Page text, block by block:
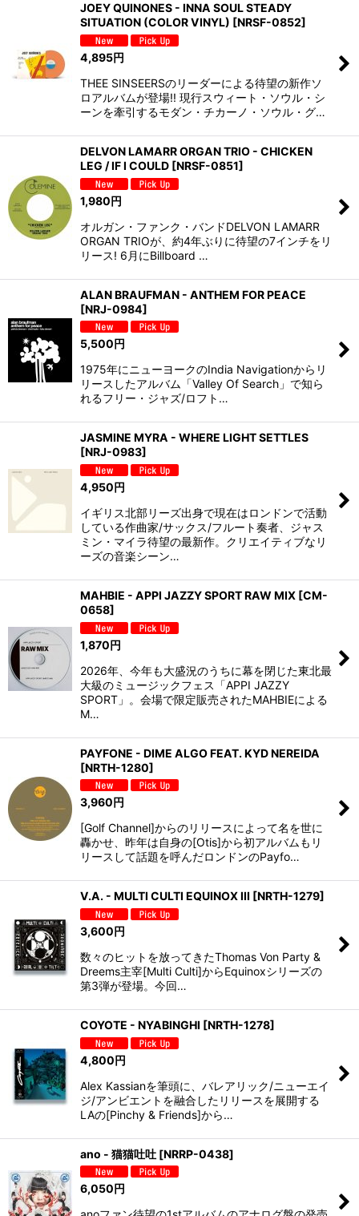
JOEY QUINONES - INNA SOUL STEADY
SITUATION (COLOR VINYL) [NRSF-0852]
4,895円
THEE SINSEERSのリーダーによる待望の新作ソ
ロアルバムが登場!! 現行スウィート・ソウル・シ
ーンを牽引するモダン・チカーノ・ソウル・グ…
DELVON LAMARR ORGAN TRIO - CHICKEN
LEG / IF I COULD [NRSF-0851]
1,980円
オルガン・ファンク・バンドDELVON LAMARR
ORGAN TRIOが、約4年ぶりに待望の7インチをリ
リース! 6月にBillboard …
ALAN BRAUFMAN - ANTHEM FOR PEACE
[NRJ-0984]
5,500円
1975年にニューヨークのIndia Navigationからリ
リースしたアルバム「Valley Of Search」で知ら
れるフリー・ジャズ/ロフト…
JASMINE MYRA - WHERE LIGHT SETTLES
[NRJ-0983]
4,950円
イギリス北部リーズ出身で現在はロンドンで活動
している作曲家/サックス/フルート奏者、ジャス
ミン・マイラ待望の最新作。クリエイティブなリ
ーズの音楽シーン…
MAHBIE - APPI JAZZY SPORT RAW MIX [CM-
0658]
1,870円
2026年、今年も大盛況のうちに幕を閉じた東北最
大級のミュージックフェス「APPI JAZZY
SPORT」。会場で限定販売されたMAHBIEによる
M…
PAYFONE - DIME ALGO FEAT. KYD NEREIDA
[NRTH-1280]
3,960円
[Golf Channel]からのリリースによって名を世に
轟かせ、昨年は自身の[Otis]から初アルバムもリ
リースして話題を呼んだロンドンのPayfo…
V.A. - MULTI CULTI EQUINOX III [NRTH-1279]
3,600円
数々のヒットを放ってきたThomas Von Party &
Dreems主宰[Multi Culti]からEquinoxシリーズの
第3弾が登場。今回…
COYOTE - NYABINGHI [NRTH-1278]
4,800円
Alex Kassianを筆頭に、バレアリック/ニューエイ
ジ/アンビエントを融合したリリースを展開する
LAの[Pinchy & Friends]から…
ano - 猫猫吐吐 [NRRP-0438]
6,050円